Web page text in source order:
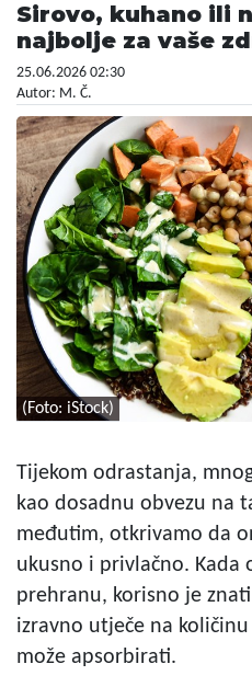
Sirovo, kuhano ili
najbolje za vaše
25.06.2026 02:30
Autor: M. Č.
(Foto: iStock)
Tijekom odrastanja,
kao dosadnu obvezu na
međutim, otkrivamo da
ukusno i privlačno.
prehranu, korisno je
izravno utječe na
može apsorbirati.